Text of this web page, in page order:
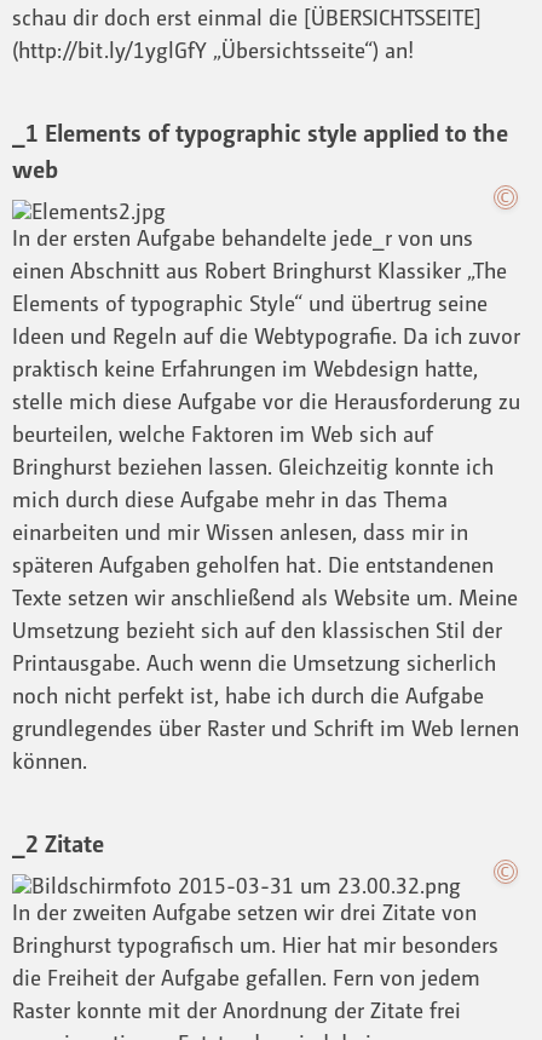
schau dir doch erst einmal die [ÜBERSICHTSSEITE]
(http://bit.ly/1yglGfY „Übersichtsseite“) an!
_1 Elements of typographic style applied to the
web
In der ersten Aufgabe behandelte jede_r von uns
einen Abschnitt aus Robert Bringhurst Klassiker „The
Elements of typographic Style“ und übertrug seine
Ideen und Regeln auf die Webtypografie. Da ich zuvor
praktisch keine Erfahrungen im Webdesign hatte,
stelle mich diese Aufgabe vor die Herausforderung zu
beurteilen, welche Faktoren im Web sich auf
Bringhurst beziehen lassen. Gleichzeitig konnte ich
mich durch diese Aufgabe mehr in das Thema
einarbeiten und mir Wissen anlesen, dass mir in
späteren Aufgaben geholfen hat. Die entstandenen
Texte setzen wir anschließend als Website um. Meine
Umsetzung bezieht sich auf den klassischen Stil der
Printausgabe. Auch wenn die Umsetzung sicherlich
noch nicht perfekt ist, habe ich durch die Aufgabe
grundlegendes über Raster und Schrift im Web lernen
können.
_2 Zitate
In der zweiten Aufgabe setzen wir drei Zitate von
Bringhurst typografisch um. Hier hat mir besonders
die Freiheit der Aufgabe gefallen. Fern von jedem
Raster konnte mit der Anordnung der Zitate frei